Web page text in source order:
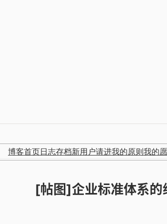
博客首页日志存档新用户请进我的原则 我的
[帖图]企业标准体系的